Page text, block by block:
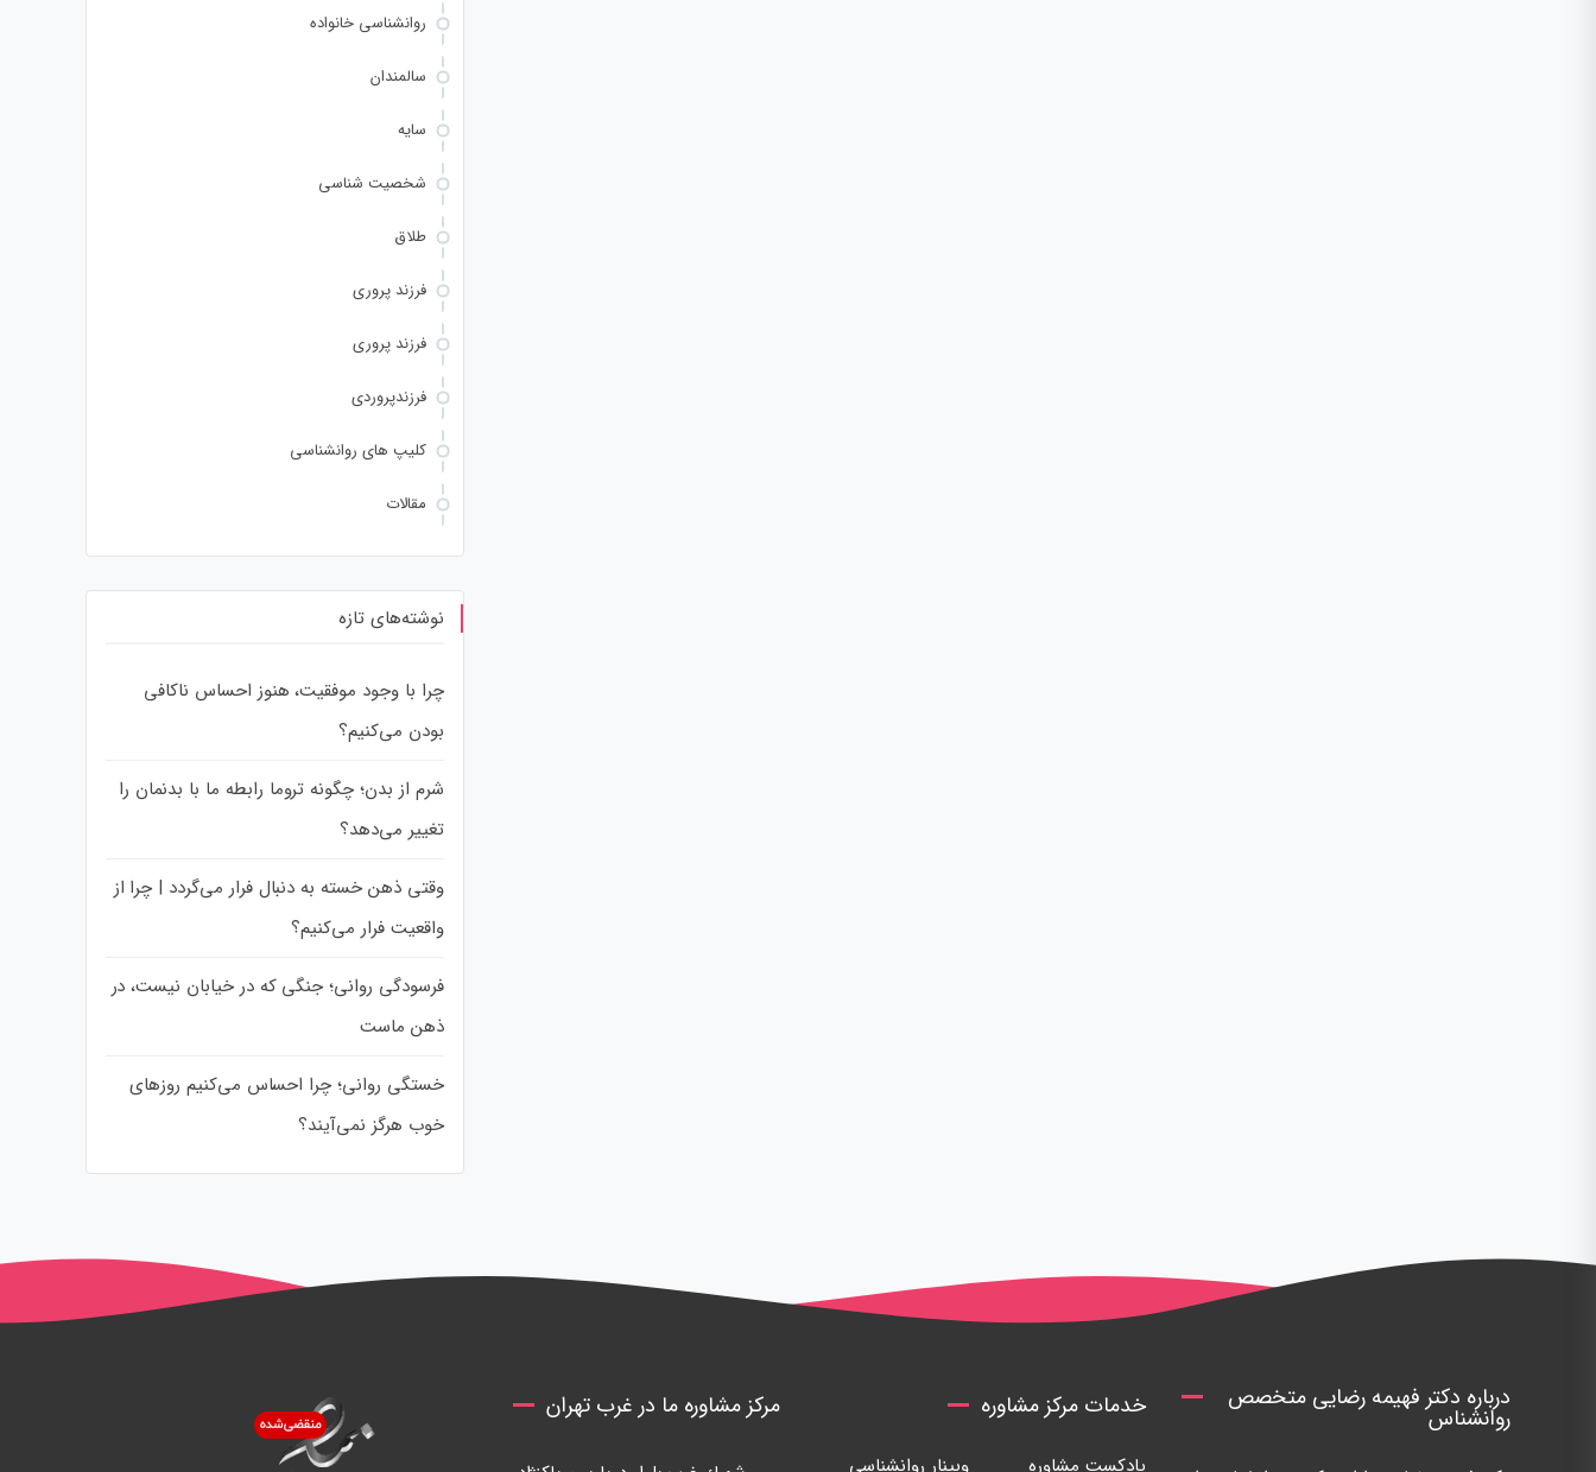
روانشناسی خانواده
سالمندان
سایه
شخصیت شناسی
طلاق
فرزند پروری
فرزند پروری
فرزندپروردی
کلیپ های روانشناسی
مقالات
نوشته‌های تازه
چرا با وجود موفقیت، هنوز احساس ناکافی
بودن می‌کنیم؟
شرم از بدن؛ چگونه تروما رابطه ما با بدنمان را
تغییر می‌دهد؟
وقتی ذهن خسته به دنبال فرار می‌گردد | چرا از
واقعیت فرار می‌کنیم؟
فرسودگی روانی؛ جنگی که در خیابان نیست، در
ذهن ماست
خستگی روانی؛ چرا احساس می‌کنیم روزهای
خوب هرگز نمی‌آیند؟
درباره دکتر فهیمه رضایی متخصص
روانشناس خدمات مرکز مشاوره
پادکست مشاوره وبینار روانشناسی
مرکز مشاوره ما در غرب تهران